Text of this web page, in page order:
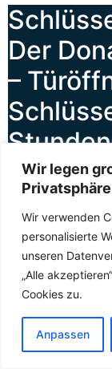
Wir legen
Wir verwenden
personalisierte
unseren
„Alle
Cookies zu.
Anpassen
Der
–
Wenn die Tür
plötzlich
Gamerschwang
Situationen –
Fachkräfte